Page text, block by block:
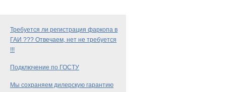
Требуется ли регистрация фаркопа в
ГАИ ??? Отвечаем, нет не требуется
!!!
Подключение по ГОСТУ
Мы сохраняем дилерскую гарантию